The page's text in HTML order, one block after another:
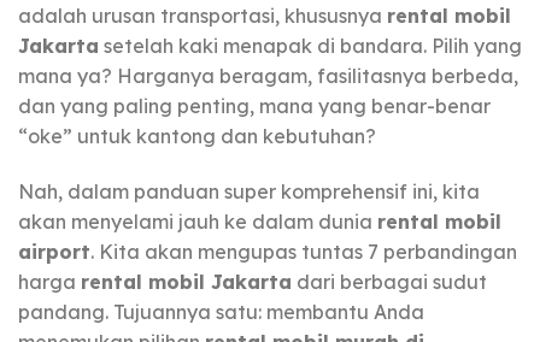
adalah urusan transportasi, khususnya rental mobil
Jakarta setelah kaki menapak di bandara. Pilih yang
mana ya? Harganya beragam, fasilitasnya berbeda,
dan yang paling penting, mana yang benar-benar
“oke” untuk kantong dan kebutuhan?
Nah, dalam panduan super komprehensif ini, kita
akan menyelami jauh ke dalam dunia rental mobil
airport. Kita akan mengupas tuntas 7 perbandingan
harga rental mobil Jakarta dari berbagai sudut
pandang. Tujuannya satu: membantu Anda